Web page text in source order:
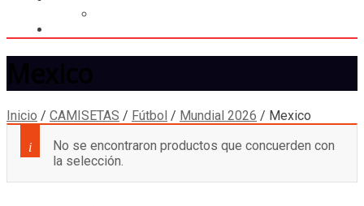
Inicio / CAMISETAS / Fútbol / Mundial 2026 / Mexico
No se encontraron productos que concuerden con
la selección.